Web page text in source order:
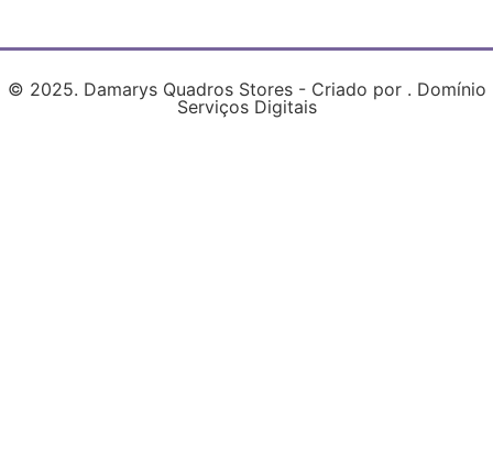
© 2025. Damarys Quadros Stores - Criado por . Domínio
Serviços Digitais